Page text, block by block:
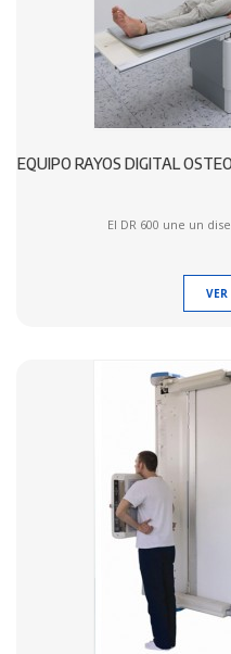
EQUIPO RAYOS DIGITAL
El DR 600 une un